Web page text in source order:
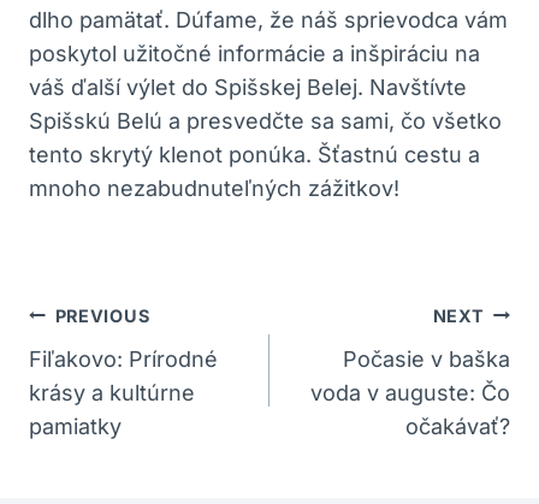
dlho pamätať. Dúfame, že náš sprievodca vám
poskytol užitočné informácie a inšpiráciu na
váš ďalší výlet do Spišskej Belej. Navštívte
Spišskú Belú a presvedčte sa sami, čo všetko
tento skrytý klenot ponúka. Šťastnú cestu a
mnoho nezabudnuteľných zážitkov!
Navigácia
V
Článku
PREVIOUS
Fiľakovo: Prírodné
krásy a kultúrne
pamiatky
NEXT
Počasie v baška
voda v auguste: Čo
očakávať?